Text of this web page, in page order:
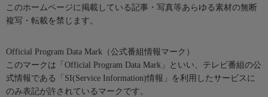
このホームページに掲載している記事・写真等あらゆる素材の無断
複写・転載を禁じます。
Official Program Data Mark（公式番組情報マーク）
このマークは「Official Program Data Mark」といい、テレビ番組の公
式情報である「SI(Service Information)情報」を利用したサービスに
のみ表記が許されているマークです。